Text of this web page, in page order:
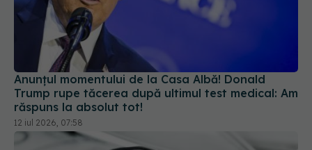
Anunțul momentului de la Casa Albă! Donald
Trump rupe tăcerea după ultimul test medical: Am
răspuns la absolut tot!
12 iul 2026, 07:58